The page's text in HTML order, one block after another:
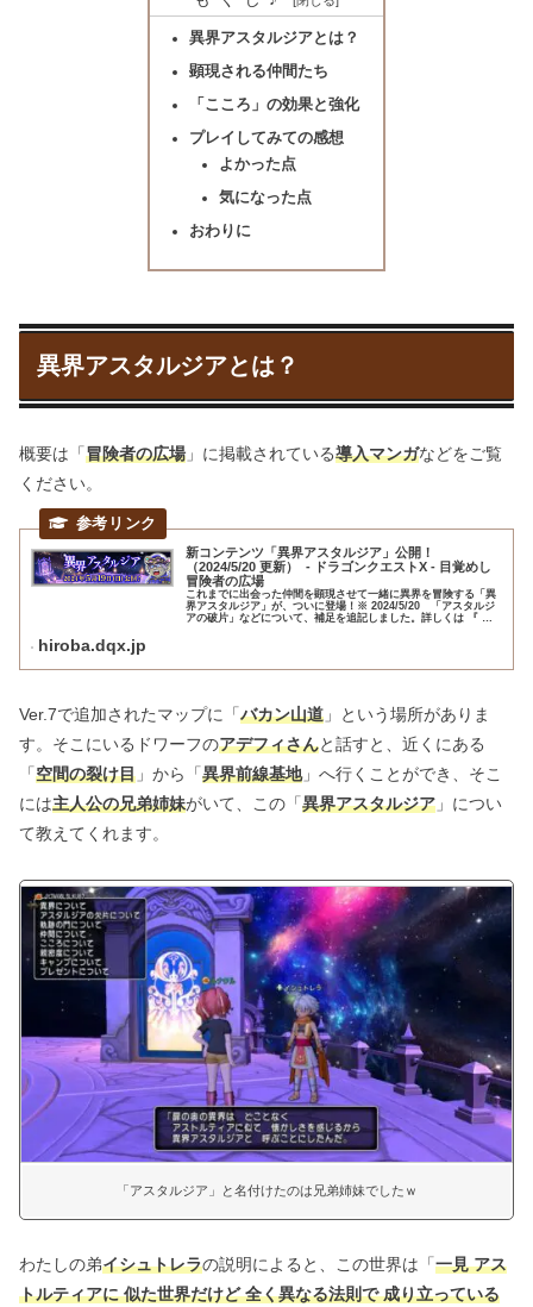
異界アスタルジアとは？
顕現される仲間たち
「こころ」の効果と強化
プレイしてみての感想
よかった点
気になった点
おわりに
異界アスタルジアとは？
概要は「冒険者の広場 」に掲載されている導入マンガなどをご覧
ください。
新コンテンツ「異界アスタルジア」公開！
（2024/5/20 更新） - ドラゴンクエストX - 目覚めし
冒険者の広場
これまでに出会った仲間を顕現させて一緒に異界を冒険する「異
界アスタルジア」が、ついに登場！※ 2024/5/20 「アスタルジ
アの破片」などについて、補足を追記しました。詳しくは 『 こ
hiroba.dqx.jp
Ver.7で追加されたマップに「バカン山道 」という場所がありま
す。そこにいるドワーフのアデフィさんと話すと、近くにある
「空間の裂け目 」から「異界前線基地」へ行くことができ、そこ
には主人公の兄弟姉妹がいて、この「異界アスタルジア 」につい
て教えてくれます。
「アスタルジア」と名付けたのは兄弟姉妹でしたｗ
わたしの弟イシュトレラの説明によると、この世界は「一見 アス
トルティアに 似た世界だけど 全く異なる法則で 成り立っている